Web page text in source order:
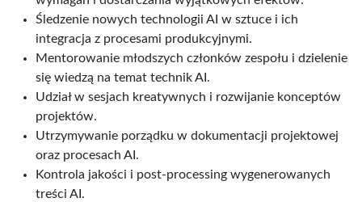
Śledzenie nowych technologii AI w sztuce i ich
integracja z procesami produkcyjnymi.
Mentorowanie młodszych członków zespołu i dzielenie
się wiedzą na temat technik AI.
Udział w sesjach kreatywnych i rozwijanie konceptów
projektów.
Utrzymywanie porządku w dokumentacji projektowej
oraz procesach AI.
Kontrola jakości i post-processing wygenerowanych
treści AI.